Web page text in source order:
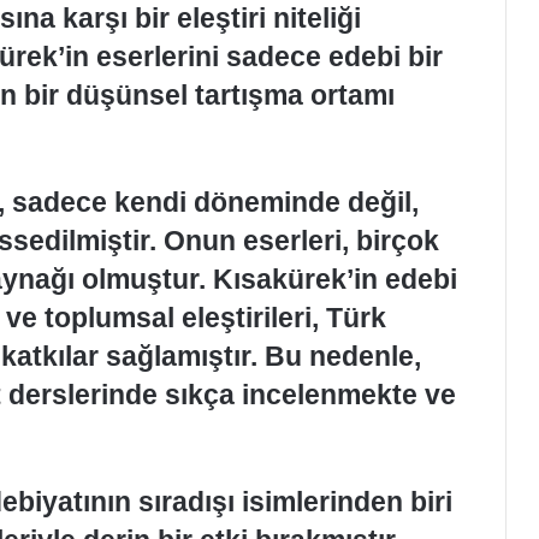
karşı bir eleştiri niteliği
eserlerini sadece edebi bir
bir düşünsel tartışma ortamı
sadece kendi döneminde değil,
Onun eserleri, birçok
olmuştur. Kısakürek’in edebi
toplumsal eleştirileri, Türk
sağlamıştır. Bu nedenle,
sıkça incelenmekte ve
sıradışı isimlerinden biri